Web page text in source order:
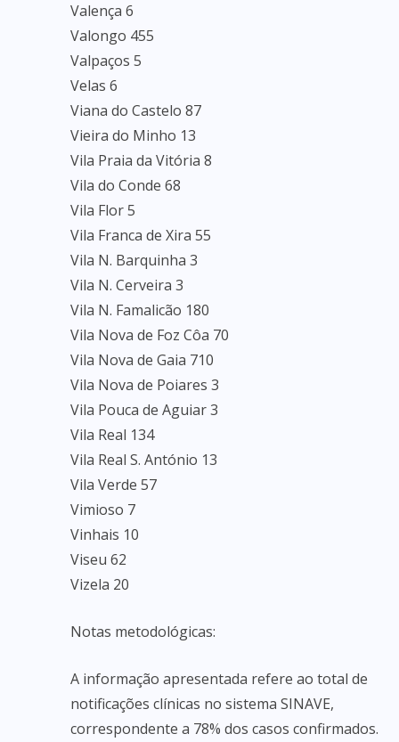
Valença 6
Valongo 455
Valpaços 5
Velas 6
Viana do Castelo 87
Vieira do Minho 13
Vila Praia da Vitória 8
Vila do Conde 68
Vila Flor 5
Vila Franca de Xira 55
Vila N. Barquinha 3
Vila N. Cerveira 3
Vila N. Famalicão 180
Vila Nova de Foz Côa 70
Vila Nova de Gaia 710
Vila Nova de Poiares 3
Vila Pouca de Aguiar 3
Vila Real 134
Vila Real S. António 13
Vila Verde 57
Vimioso 7
Vinhais 10
Viseu 62
Vizela 20
Notas metodológicas:
A informação apresentada refere ao total de
notificações clínicas no sistema SINAVE,
correspondente a 78% dos casos confirmados.